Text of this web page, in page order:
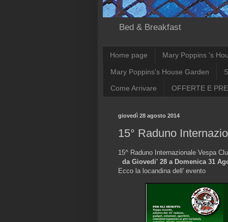
Bed & Breakfast
Home page Mary Poppins 's
Mary Poppins's House Garden
Come Arrivare OFFERTE E
giovedì 28 agosto 2014
15° Raduno
15^ Raduno Internazionale Vespa
da Giovedi' 28 a Domenica 31
Ecco la locandina dell' evento